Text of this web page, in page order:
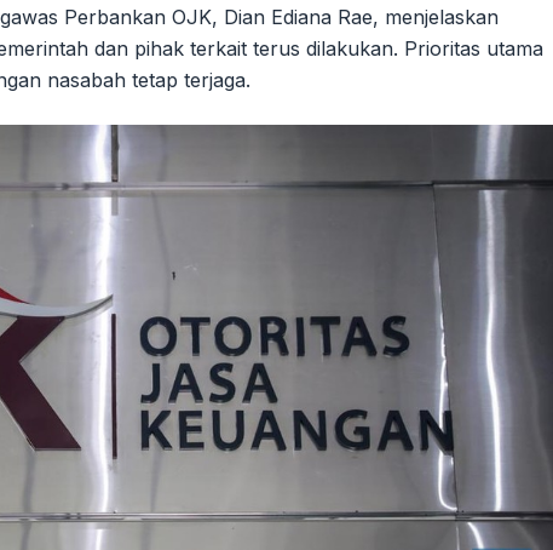
Perbankan OJK, Dian Ediana Rae, menjelaskan
dan pihak terkait terus dilakukan. Prioritas utama
nasabah tetap terjaga.